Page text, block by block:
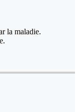
la maladie.